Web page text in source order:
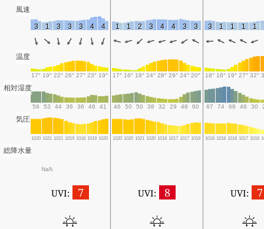
風速
3 1 3 3 3 4 4 1 1 2 3 4 4 3 3 3 1 1 1 1
温度
17° 19° 22° 26° 27° 23° 19° 17° 16° 18° 24° 28° 29° 24° 20° 18° 16° 19° 27° 32°
相対湿度
59 53 44 36 36 46 41 46 50 50 38 32 29 48 60 67 74 68 46 30
気圧
1020 1021 1021 1019 1018 1019 1020 1020 1020 1021 1020 1018 1017 1017 1019 1018 1018 1018 1017 1016
総降水量
NaN
UVI: 7 UVI: 8 UVI: 7